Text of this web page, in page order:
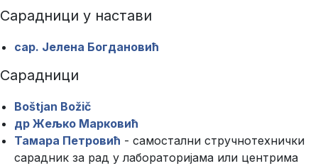
Сарадници у настави
сар. Јелена Богдановић
Сарадници
Boštjan Božič
др Жељко Марковић
Тамара Петровић - самостални стручнотехнички
сарадник за рад у лабораторијама или центрима